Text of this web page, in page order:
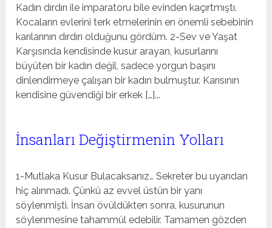
Kadın dırdırı ile imparatoru bile evinden kaçırtmıştı.
Kocaların evlerini terk etmelerinin en önemli sebebinin
karılarının dırdırı olduğunu gördüm. 2-Sev ve Yaşat
Karşısında kendisinde kusur arayan, kusurlarını
büyüten bir kadın değil, sadece yorgun başını
dinlendirmeye çalışan bir kadın bulmuştur. Karısının
kendisine güvendiği bir erkek […]...
İnsanları Değiştirmenin Yolları
1-Mutlaka Kusur Bulacaksanız… Sekreter bu uyarıdan
hiç alınmadı. Çünkü az evvel üstün bir yanı
söylenmişti. İnsan övüldükten sonra, kusurunun
söylenmesine tahammül edebilir. Tamamen gözden